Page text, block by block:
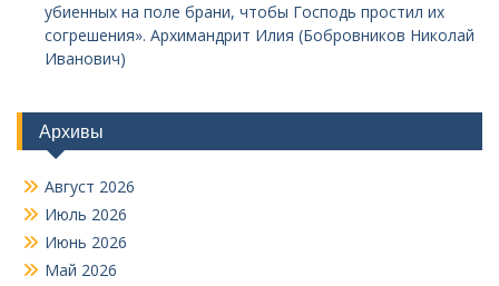
убиенных на поле брани, чтобы Господь простил их
согрешения». Архимандрит Илия (Бобровников Николай
Иванович)
Архивы
Август 2026
Июль 2026
Июнь 2026
Май 2026